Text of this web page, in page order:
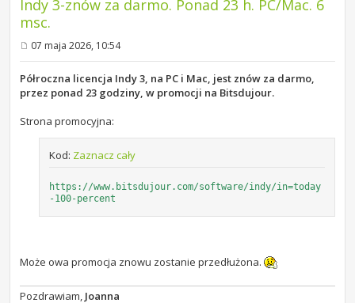
Indy 3-znów za darmo. Ponad 23 h. PC/Mac. 6
msc.
o
s
07 maja 2026, 10:54
Półroczna licencja Indy 3, na PC i Mac, jest znów za darmo,
przez ponad 23 godziny, w promocji na Bitsdujour.
Strona promocyjna:
Kod: Zaznacz cały
https://www.bitsdujour.com/software/indy/in=today
-100-percent
Może owa promocja znowu zostanie przedłużona.
Pozdrawiam, Joanna